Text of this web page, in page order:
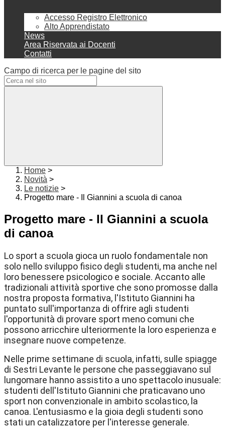
Accesso Registro Elettronico
Alto Apprendistato
News
Area Riservata ai Docenti
Contatti
Campo di ricerca per le pagine del sito
Home >
Novità >
Le notizie >
Progetto mare - Il Giannini a scuola di canoa
Progetto mare - Il Giannini a scuola
di canoa
Lo sport a scuola gioca un ruolo fondamentale non
solo nello sviluppo fisico degli studenti, ma anche nel
loro benessere psicologico e sociale. Accanto alle
tradizionali attività sportive che sono promosse dalla
nostra proposta formativa, l'Istituto Giannini ha
puntato sull'importanza di offrire agli studenti
l'opportunità di provare sport meno comuni che
possono arricchire ulteriormente la loro esperienza e
insegnare nuove competenze.
Nelle prime settimane di scuola, infatti, sulle spiagge
di Sestri Levante le persone che passeggiavano sul
lungomare hanno assistito a uno spettacolo inusuale:
studenti dell'Istituto Giannini che praticavano uno
sport non convenzionale in ambito scolastico, la
canoa. L'entusiasmo e la gioia degli studenti sono
stati un catalizzatore per l'interesse generale.